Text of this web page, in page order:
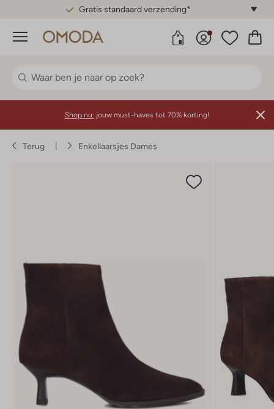
Gratis standaard verzending*
Menu
Shop nu: jouw must-haves tot 70% korting!
Terug Enkellaarsjes Dames